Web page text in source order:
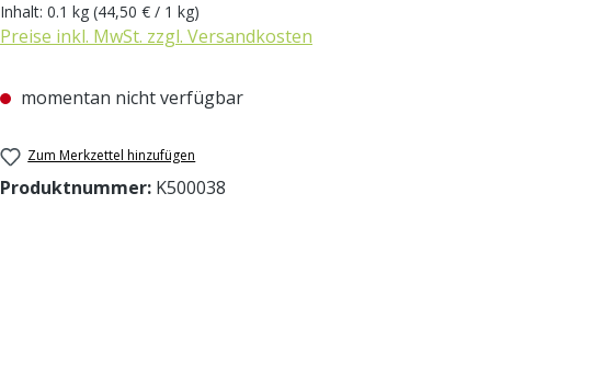
Inhalt: 0.1 kg (44,50 € / 1 kg)
Preise inkl. MwSt. zzgl. Versandkosten
momentan nicht verfügbar
Zum Merkzettel hinzufügen
Produktnummer: K500038